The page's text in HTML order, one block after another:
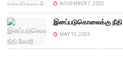
NOVEMBER 7, 2025
இனப்படுகொலைக்கு
MAY 19, 2026